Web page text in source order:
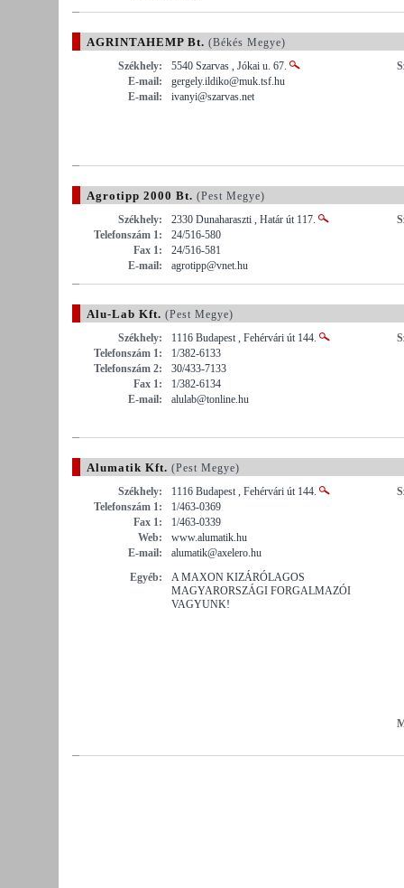
AGRINTAHEMP Bt. (Békés Megye)
Székhely:
5540 Szarvas , Jókai u. 67.
E-mail:
gergely.ildiko@muk.tsf.hu
E-mail:
ivanyi@szarvas.net
Agrotipp 2000 Bt. (Pest Megye)
Székhely:
2330 Dunaharaszti , Határ út 117.
Telefonszám 1:
24/516-580
Fax 1:
24/516-581
E-mail:
agrotipp@vnet.hu
Alu-Lab Kft. (Pest Megye)
Székhely:
1116 Budapest , Fehérvári út 144.
Telefonszám 1:
1/382-6133
Telefonszám 2:
30/433-7133
Fax 1:
1/382-6134
E-mail:
alulab@tonline.hu
Alumatik Kft. (Pest Megye)
Székhely:
1116 Budapest , Fehérvári út 144.
Telefonszám 1:
1/463-0369
Fax 1:
1/463-0339
Web:
www.alumatik.hu
E-mail:
alumatik@axelero.hu
Egyéb:
A MAXON KIZÁRÓLAGOS
MAGYARORSZÁGI FORGALMAZÓI
VAGYUNK!